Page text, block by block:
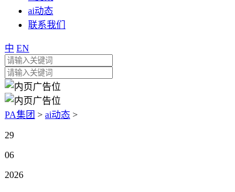
ai动态
联系我们
中 EN
PA集团 > ai动态 >
29
06
2026